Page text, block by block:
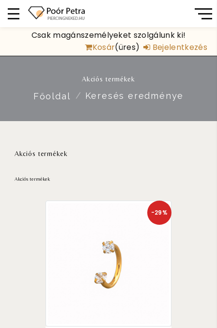
Csak magánszemélyeket szolgálunk ki!
Kosár(üres) Bejelentkezés
Akciós termékek
Főoldal Keresés eredménye
Akciós termékek
Akciós termékek
-29%